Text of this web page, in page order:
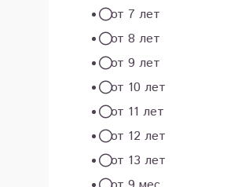
от 7 лет
от 8 лет
от 9 лет
от 10 лет
от 11 лет
от 12 лет
от 13 лет